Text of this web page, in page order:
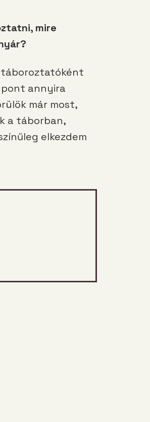
mire
táboroztatóként
pont annyira
már most,
a táborban,
elkezdem